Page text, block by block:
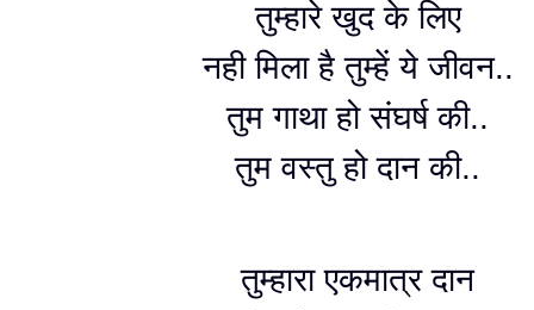
तुम्हारे खुद के लिए
नही मिला है तुम्हें ये जीवन..
तुम गाथा हो संघर्ष की..
तुम वस्तु हो दान की..
तुम्हारा एकमात्र दान